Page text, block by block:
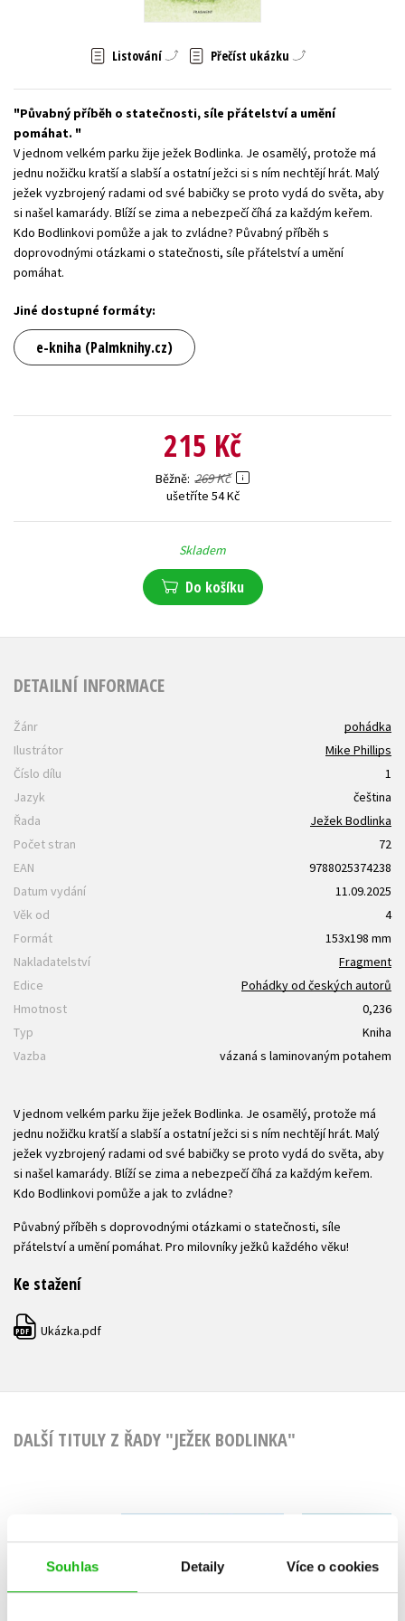
Souhlas Detaily Více o cookies
Zahraniční literatura
Všechny tituly
Listování Přečíst ukázku
Půvabný příběh o statečnosti, síle přátelství a umění
pomáhat.
V jednom velkém parku žije ježek Bodlinka. Je osamělý, protože má
jednu nožičku kratší a slabší a ostatní ježci si s ním nechtějí hrát. Malý
ježek vyzbrojený radami od své babičky se proto vydá do světa, aby
si našel kamarády. Blíží se zima a nebezpečí číhá za každým keřem.
Kdo Bodlinkovi pomůže a jak to zvládne? Půvabný příběh s
doprovodnými otázkami o statečnosti, síle přátelství a umění
pomáhat.
Jiné dostupné formáty:
e-kniha (Palmknihy.cz)
215 Kč
Běžně 269 Kč
ušetříte 54 Kč
Skladem
Do košíku
DETAILNÍ INFORMACE
Žánr
pohádka
Ilustrátor
Mike Phillips
Číslo dílu
1
Jazyk
čeština
Řada
Ježek Bodlinka
Počet stran
72
EAN
9788025374238
Datum vydání
11.09.2025
Věk od
4
Formát
153x198 mm
Nakladatelství
Fragment
Edice
Pohádky od českých autorů
Hmotnost
0,236
Typ
Kniha
Vazba
vázaná s laminovaným potahem
V jednom velkém parku žije ježek Bodlinka. Je osamělý, protože má
jednu nožičku kratší a slabší a ostatní ježci si s ním nechtějí hrát. Malý
ježek vyzbrojený radami od své babičky se proto vydá do světa, aby
si našel kamarády. Blíží se zima a nebezpečí číhá za každým keřem.
Kdo Bodlinkovi pomůže a jak to zvládne?
Půvabný příběh s doprovodnými otázkami o statečnosti, síle
přátelství a umění pomáhat. Pro milovníky ježků každého věku!
Ke stažení
PDF Ukázka.pdf
DALŠÍ TITULY Z ŘADY "JEŽEK BODLINKA"
nezbedné straky
Tereza Hepburn
Ježek
mazaná
Tereza